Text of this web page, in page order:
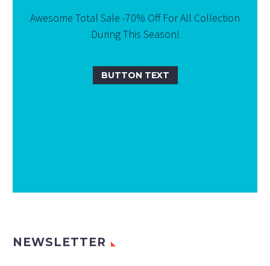
Awesome Total Sale -70% Off For All Collection
During This Season!
BUTTON TEXT
NEWSLETTER